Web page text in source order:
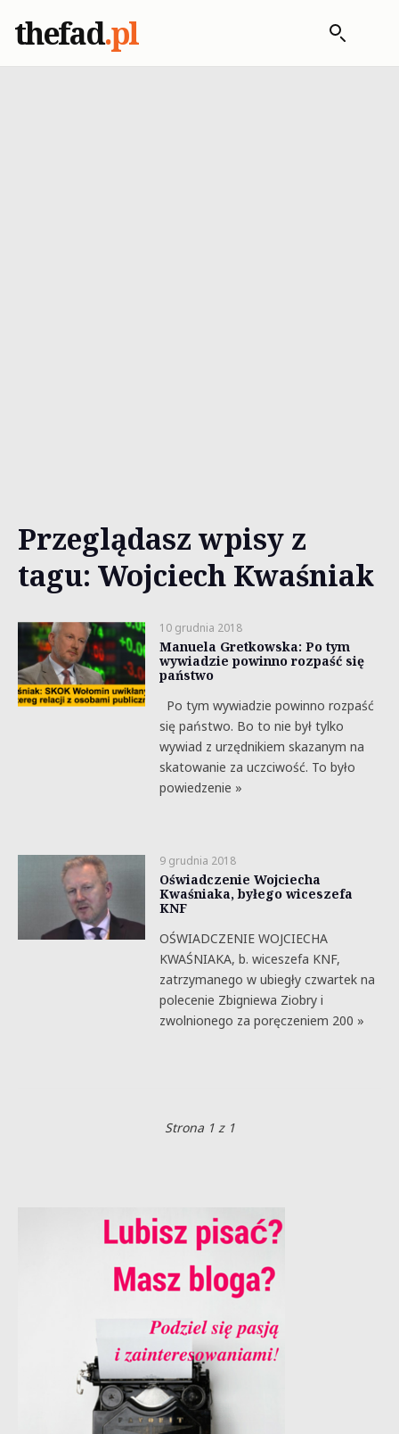
thefad.pl
Przeglądasz wpisy z
tagu: Wojciech Kwaśniak
10 grudnia 2018
Manuela Gretkowska: Po tym
wywiadzie powinno rozpaść się
państwo
Po tym wywiadzie powinno rozpaść
się państwo. Bo to nie był tylko
wywiad z urzędnikiem skazanym na
skatowanie za uczciwość. To było
powiedzenie »
9 grudnia 2018
Oświadczenie Wojciecha
Kwaśniaka, byłego wiceszefa
KNF
OŚWIADCZENIE WOJCIECHA
KWAŚNIAKA, b. wiceszefa KNF,
zatrzymanego w ubiegły czwartek na
polecenie Zbigniewa Ziobry i
zwolnionego za poręczeniem 200 »
Strona 1 z 1